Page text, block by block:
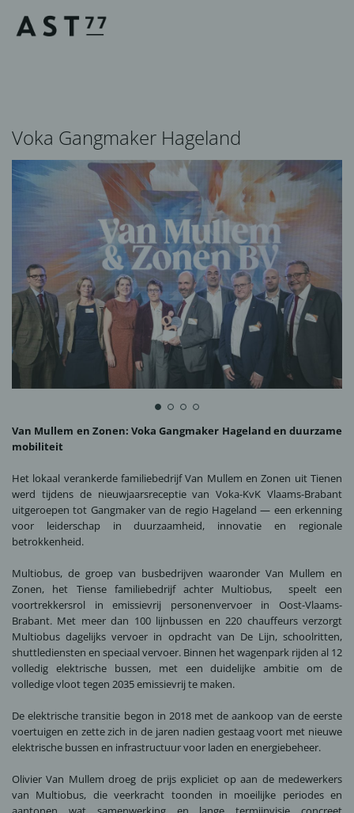
Voka Gangmaker Hageland
Van Mullem en Zonen: Voka Gangmaker Hageland en duurzame
mobiliteit
Het lokaal verankerde familiebedrijf Van Mullem en Zonen uit Tienen
werd tijdens de nieuwjaarsreceptie van Voka-KvK Vlaams-Brabant
uitgeroepen tot Gangmaker van de regio Hageland — een erkenning
voor leiderschap in duurzaamheid, innovatie en regionale
betrokkenheid.
Multiobus, de groep van busbedrijven waaronder Van Mullem en
Zonen, het Tiense familiebedrijf achter Multiobus, speelt een
voortrekkersrol in emissievrij personenvervoer in Oost-Vlaams-
Brabant. Met meer dan 100 lijnbussen en 220 chauffeurs verzorgt
Multiobus dagelijks vervoer in opdracht van De Lijn, schoolritten,
shuttlediensten en speciaal vervoer. Binnen het wagenpark rijden al 12
volledig elektrische bussen, met een duidelijke ambitie om de
volledige vloot tegen 2035 emissievrij te maken.
De elektrische transitie begon in 2018 met de aankoop van de eerste
voertuigen en zette zich in de jaren nadien gestaag voort met nieuwe
elektrische bussen en infrastructuur voor laden en energiebeheer.
Olivier Van Mullem droeg de prijs expliciet op aan de medewerkers
van Multiobus, die veerkracht toonden in moeilijke periodes en